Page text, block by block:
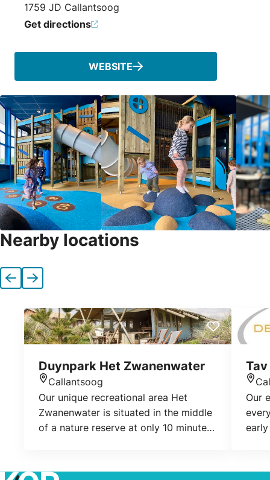
1759 JD Callantsoog
Get directions
WEBSITE
Nearby locations
Previous
Next
Duynpark Het Zwanenwater
Callantsoog
Our unique recreational area Het
Zwanenwater is situated in the middle
of a nature reserve at only 10 minutes
covered dunes are the extremely
Our